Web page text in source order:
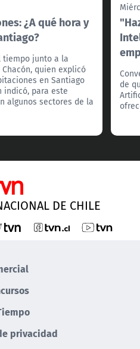
¿A qué hora y
tiempo junto a la
quien explicó
en Santiago
indicó, para este
algunos sectores de la
de
DE CHILE
privacidad